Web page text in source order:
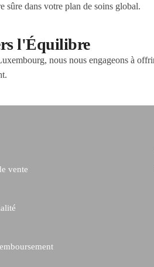
sûre dans votre plan de soins global.
l'Équilibre
nous nous engageons à
vente